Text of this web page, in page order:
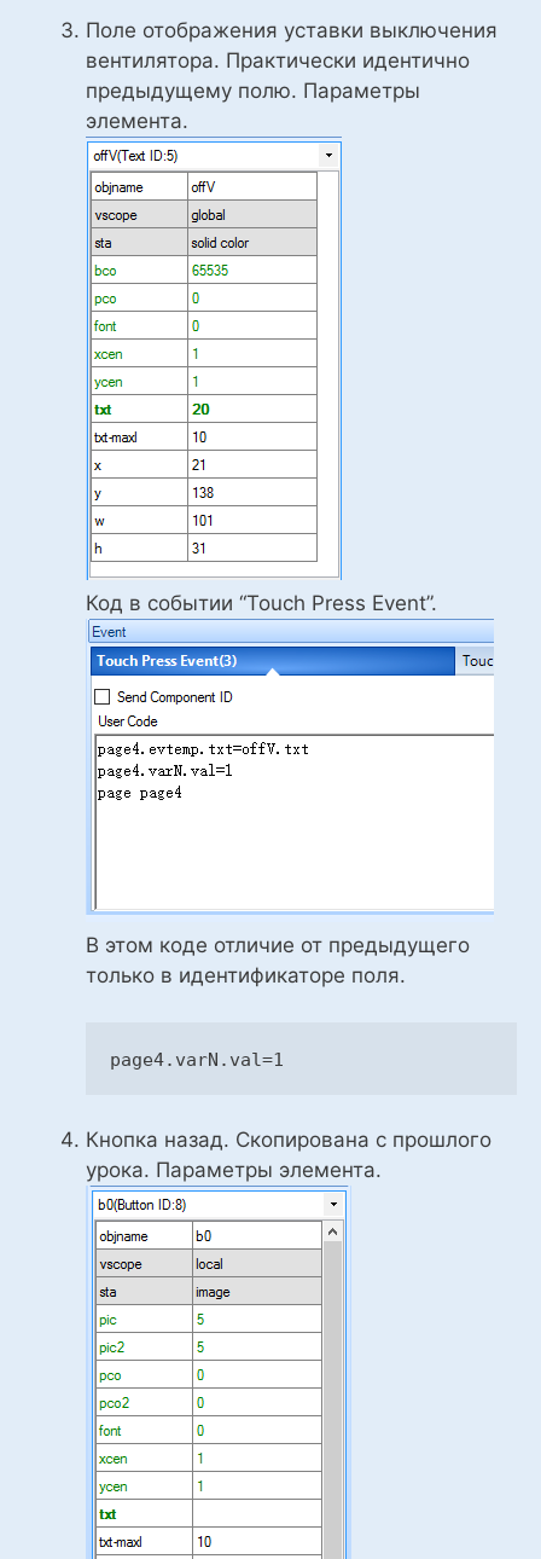
Поле отображения уставки выключения
вентилятора. Практически идентично
предыдущему полю. Параметры
элемента.
Код в событии “Touch Press Event”.
В этом коде отличие от предыдущего
только в идентификаторе поля.
page4.varN .val=1
Кнопка назад. Скопирована с прошлого
урока. Параметры элемента.